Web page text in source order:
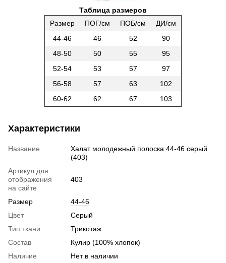
Таблица размеров
Размер
ПОГ/см ПОБ/см
ДИ/см
44-46
46 52
90
48-50
50 55
95
52-54
53 57
97
56-58
57 63
102
60-62
62 67 103
Характеристики
Название
Халат молодежный полоска 44-46 серый
(403)
Артикул для
отображения
на сайте
403
Размер
44-46
Цвет
Серый
Тип ткани
Трикотаж
Состав
Кулир (100% хлопок)
Наличие
Нет в наличии